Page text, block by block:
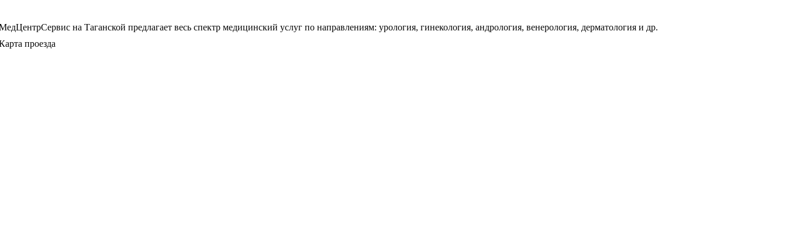
на Таганской предлагает весь спектр медицинский услуг по направлениям: урология, гинекология, андрология, венерология, дерматология и др.
проезда